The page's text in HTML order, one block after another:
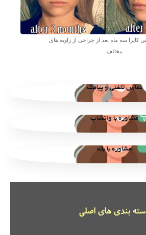
کایرا سه ماه بعد از جراحی از زاویه های
مختلف
تماس تلفنی و پیامک
مشاوره با واتساپ
مشاوره با بله
بندی های اصلی